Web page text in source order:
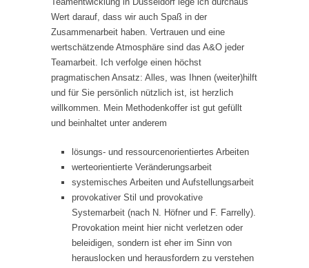
Wert darauf, dass wir auch Spaß in der
Zusammenarbeit haben. Vertrauen und eine
wertschätzende Atmosphäre sind das A&O jeder
Teamarbeit. Ich verfolge einen höchst
pragmatischen Ansatz: Alles, was Ihnen (weiter)hilft
und für Sie persönlich nützlich ist, ist herzlich
willkommen. Mein Methodenkoffer ist gut gefüllt
und beinhaltet unter anderem
lösungs- und ressourcenorientiertes Arbeiten
werteorientierte Veränderungsarbeit
systemisches Arbeiten und Aufstellungsarbeit
provokativer Stil und provokative
Systemarbeit (nach N. Höfner und F. Farrelly).
Provokation meint hier nicht verletzen oder
beleidigen, sondern ist eher im Sinn von
herauslocken und herausfordern zu verstehen